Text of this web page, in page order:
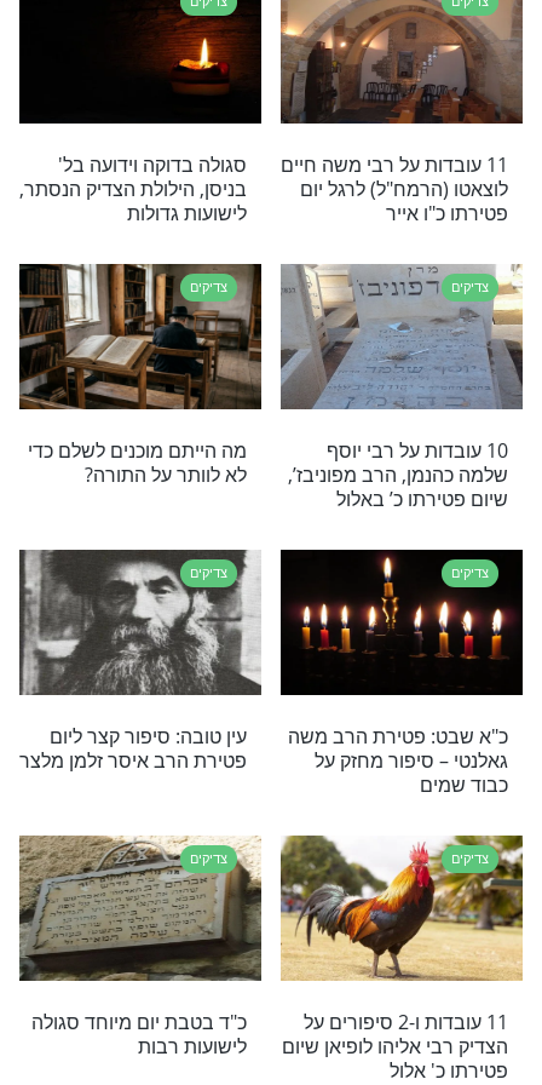
צדיקים
הילולת בעל הזרע שמשון
מנצח את
מתל השומר
צדיקים
סיפור מרגש: כשהרב יוסף
חיים זוננפלד החזיר את כספי
התרומה
על הרב יוסף שלום
פטירתו כ"ח
צדיקים
אל תחמיצו: רואים ישועות
בהילולת ה"בת עין"!